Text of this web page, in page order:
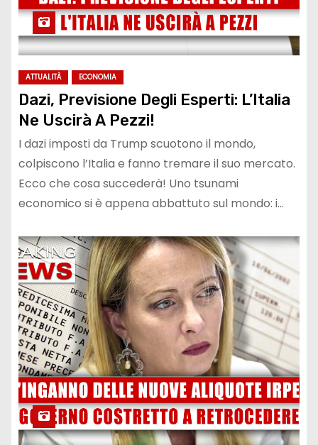
ATTUALITÀ ECONOMIA
Dazi, Previsione Degli Esperti: L’Italia
Ne Uscirà A Pezzi!
I dazi imposti da Trump scuotono il mondo,
colpiscono l’Italia e fanno tremare il suo mercato.
Ecco che cosa succederà! Uno tsunami
economico si è appena abbattuto sul mondo: i…